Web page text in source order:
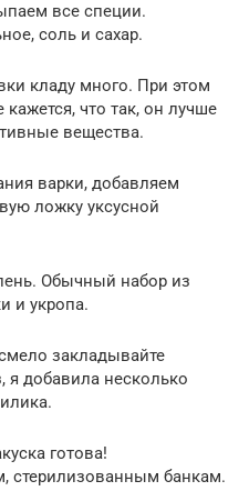
все специи.
соль и сахар.
кладу много. При этом
что так, он лучше
вещества.
варки, добавляем
ложку уксусной
Обычный набор из
и укропа.
закладывайте
я добавила несколько
готова!
стерилизованным банкам.